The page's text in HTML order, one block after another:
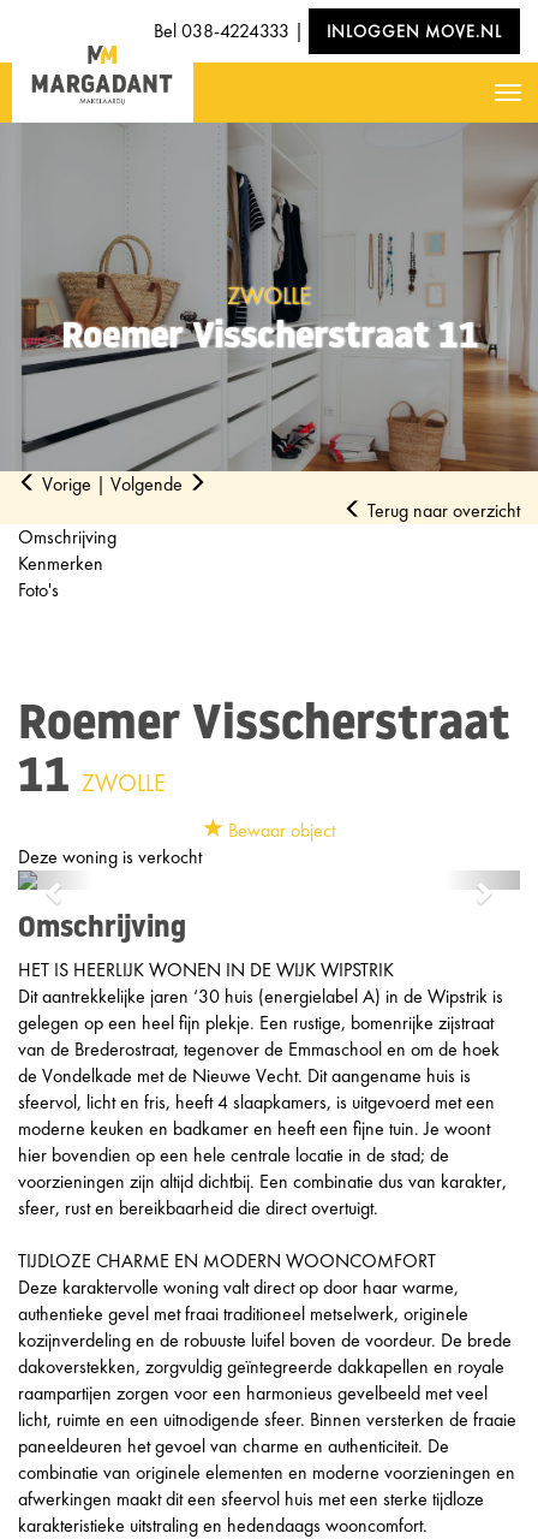
Bel038-4224333 | INLOGGEN MOVE.NL
Roemer Visscherstraat 11
ZWOLLE
Vorige | Volgende
Terug naar overzicht
Omschrijving
Kenmerken
Foto's
Roemer Visscherstraat
11 ZWOLLE
Bewaar object
Deze woning is verkocht
Previous Next
Omschrijving
HET IS HEERLIJK WONEN IN DE WIJK WIPSTRIK
Dit aantrekkelijke jaren ‘30 huis (energielabel A) in de Wipstrik is
gelegen op een heel fijn plekje. Een rustige, bomenrijke zijstraat
van de Brederostraat, tegenover de Emmaschool en om de hoek
de Vondelkade met de Nieuwe Vecht. Dit aangename huis is
sfeervol, licht en fris, heeft 4 slaapkamers, is uitgevoerd met een
moderne keuken en badkamer en heeft een fijne tuin. Je woont
hier bovendien op een hele centrale locatie in de stad; de
voorzieningen zijn altijd dichtbij. Een combinatie dus van karakter,
sfeer, rust en bereikbaarheid die direct overtuigt.
TIJDLOZE CHARME EN MODERN WOONCOMFORT
Deze karaktervolle woning valt direct op door haar warme,
authentieke gevel met fraai traditioneel metselwerk, originele
kozijnverdeling en de robuuste luifel boven de voordeur. De brede
dakoverstekken, zorgvuldig geïntegreerde dakkapellen en royale
raampartijen zorgen voor een harmonieus gevelbeeld met veel
licht, ruimte en een uitnodigende sfeer. Binnen versterken de fraaie
paneeldeuren het gevoel van charme en authenticiteit. De
combinatie van originele elementen en moderne voorzieningen en
afwerkingen maakt dit een sfeervol huis met een sterke tijdloze
karakteristieke uitstraling en hedendaags wooncomfort.